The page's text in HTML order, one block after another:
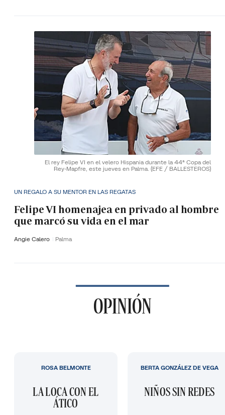
El rey Felipe VI en el velero Hispania durante la 44ª Copa del
Rey-Mapfre, este jueves en Palma. (EFE / BALLESTEROS)
UN REGALO A SU MENTOR EN LAS REGATAS
Felipe VI homenajea en privado al hombre
que marcó su vida en el mar
Angie Calero Palma
OPINIÓN
LA LOCA CON EL
ÁTICO
ROSA BELMONTE
NIÑOS SIN REDES
BERTA GONZÁLEZ DE VEGA